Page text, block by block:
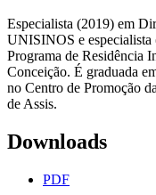
Especialista (2019) em
UNISINOS e
Programa de Residência
Conceição. É graduada
no Centro de Promoção
de Assis.
Downloads
PDF